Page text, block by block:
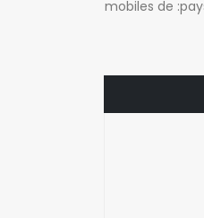
mobiles de